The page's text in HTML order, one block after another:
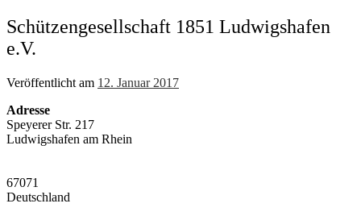
Schützengesellschaft 1851 Ludwigshafen
e.V.
Veröffentlicht am 12. Januar 2017
Adresse
Speyerer Str. 217
Ludwigshafen am Rhein
67071
Deutschland